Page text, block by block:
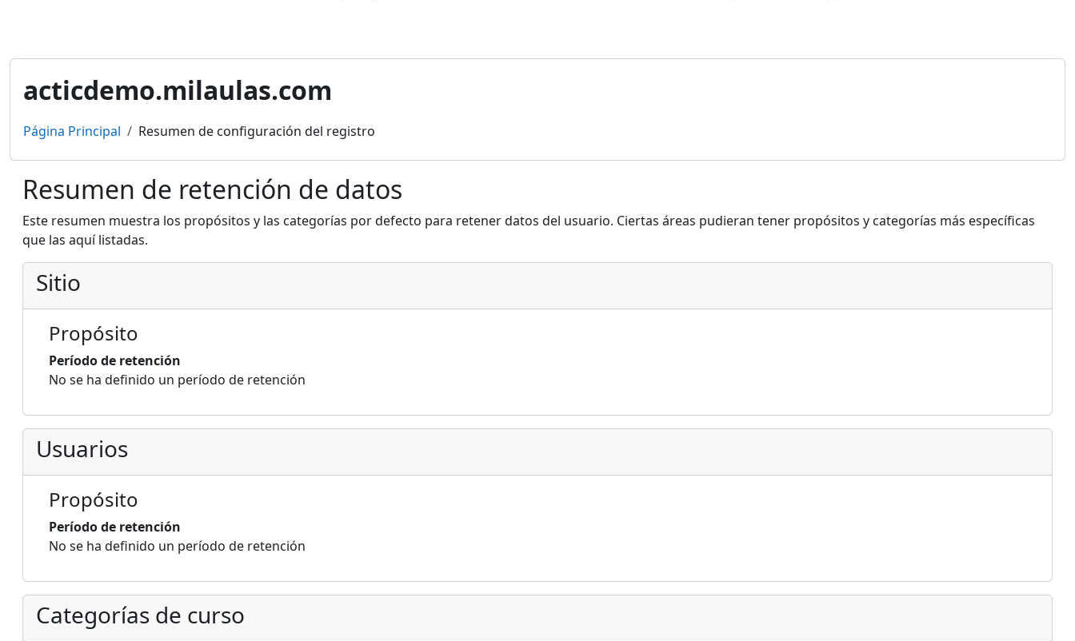
acticdemo.milaulas.com
Página Principal Resumen de configuración del registro
Resumen de retención de datos
Este resumen muestra los propósitos y las categorías por defecto para retener datos del usuario. Ciertas áreas pudieran tener propósitos y categorías más específicas
que las aquí listadas.
Sitio
Propósito
Período de retención
No se ha definido un período de retención
Usuarios
Propósito
Período de retención
No se ha definido un período de retención
Categorías de curso